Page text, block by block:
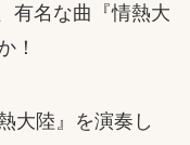
有名な曲『情熱大
！
大陸』を演奏し